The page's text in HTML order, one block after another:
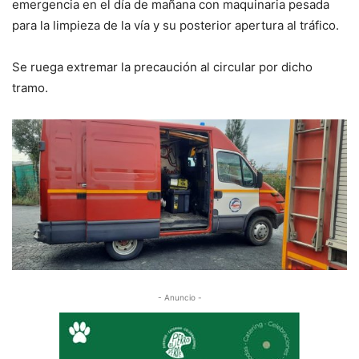
emergencia en el día de mañana con maquinaria pesada
para la limpieza de la vía y su posterior apertura al tráfico.
Se ruega extremar la precaución al circular por dicho
tramo.
- Anuncio -